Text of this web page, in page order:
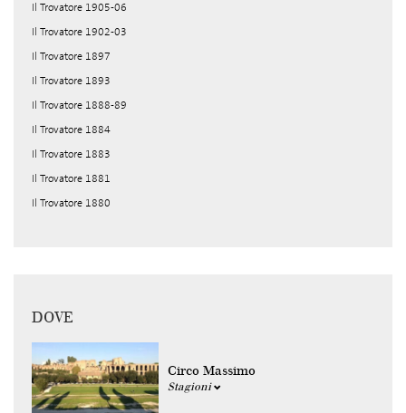
Il Trovatore 1905-06
Il Trovatore 1902-03
Il Trovatore 1897
Il Trovatore 1893
Il Trovatore 1888-89
Il Trovatore 1884
Il Trovatore 1883
Il Trovatore 1881
Il Trovatore 1880
DOVE
Circo Massimo
Stagioni